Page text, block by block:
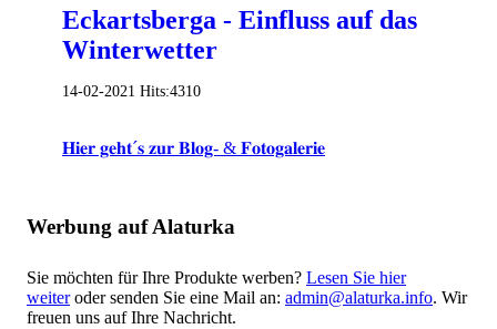
Eckartsberga - Einfluss auf das
Winterwetter
14-02-2021 Hits:4310
𝐇𝐢𝐞𝐫 𝐠𝐞𝐡𝐭´𝐬 𝐳𝐮𝐫 𝐁𝐥𝐨𝐠- & 𝐅𝐨𝐭𝐨𝐠𝐚𝐥𝐞𝐫𝐢𝐞
Werbung auf Alaturka
Sie möchten für Ihre Produkte werben? Lesen Sie hier
weiteroder senden Sie eine Mail an: admin@alaturka.info. Wir
freuen uns auf Ihre Nachricht.